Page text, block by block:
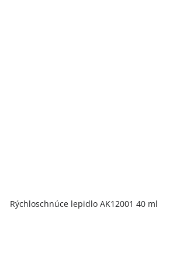
Rýchloschnúce lepidlo AK12001 40 ml